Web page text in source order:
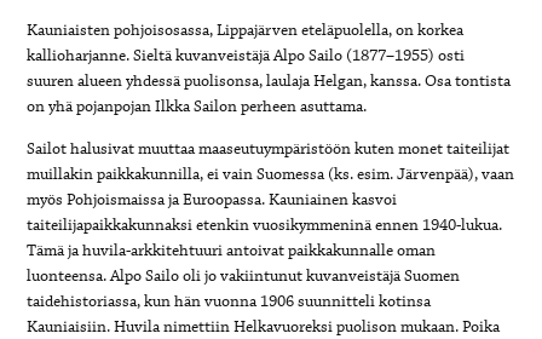
Kauniaisten pohjoisosassa, Lippajärven eteläpuolella, on korkea
kallioharjanne. Sieltä kuvanveistäjä Alpo Sailo (1877–1955) osti
suuren alueen yhdessä puolisonsa, laulaja Helgan, kanssa. Osa tontista
on yhä pojanpojan Ilkka Sailon perheen asuttama.
Sailot halusivat muuttaa maaseutuympäristöön kuten monet taiteilijat
muillakin paikkakunnilla, ei vain Suomessa (ks. esim. Järvenpää), vaan
myös Pohjoismaissa ja Euroopassa. Kauniainen kasvoi
taiteilijapaikkakunnaksi etenkin vuosikymmeninä ennen 1940-lukua.
Tämä ja huvila-arkkitehtuuri antoivat paikkakunnalle oman
luonteensa. Alpo Sailo oli jo vakiintunut kuvanveistäjä Suomen
taidehistoriassa, kun hän vuonna 1906 suunnitteli kotinsa
Kauniaisiin. Huvila nimettiin Helkavuoreksi puolison mukaan. Poika